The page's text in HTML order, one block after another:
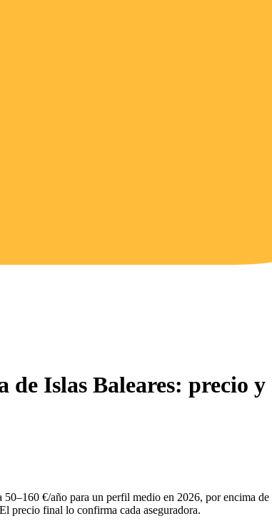
de Islas Baleares: precio
€/año para un perfil medio en 2026, por encima
precio final lo confirma cada aseguradora.